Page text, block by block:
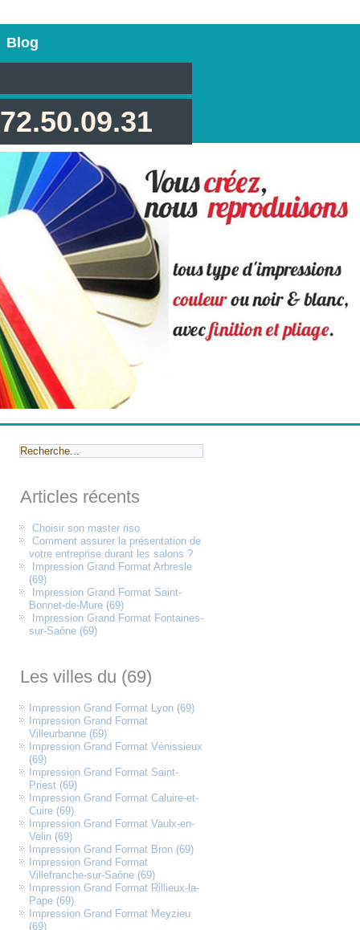
Blog
Articles récents
Choisir son master riso
Comment assurer la présentation de
votre entreprise durant les salons ?
Impression Grand Format Arbresle
(69)
Impression Grand Format Saint-
Bonnet-de-Mure (69)
Impression Grand Format Fontaines-
sur-Saône (69)
Les villes du (69)
Impression Grand Format Lyon (69)
Impression Grand Format
Villeurbanne (69)
Impression Grand Format Vénissieux
(69)
Impression Grand Format Saint-
Priest (69)
Impression Grand Format Caluire-et-
Cuire (69)
Impression Grand Format Vaulx-en-
Velin (69)
Impression Grand Format Bron (69)
Impression Grand Format
Villefranche-sur-Saône (69)
Impression Grand Format Rillieux-la-
Pape (69)
Impression Grand Format Meyzieu
(69)